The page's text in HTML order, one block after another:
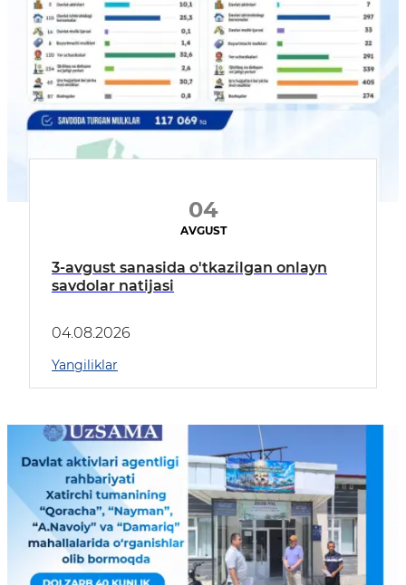
04
AVGUST
3-avgust sanasida o'tkazilgan onlayn
savdolar natijasi
04.08.2026
Yangiliklar